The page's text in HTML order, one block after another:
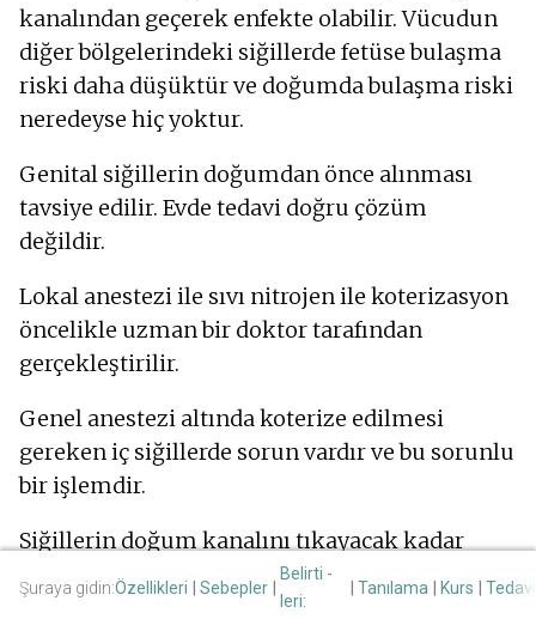
Şuraya gidin:Özellikleri Sebepler
Belirti -
leri:
Tanılama Kurs Tedavi
kanalından geçerek enfekte olabilir. Vücudun
diğer bölgelerindeki siğillerde fetüse bulaşma
riski daha düşüktür ve doğumda bulaşma riski
neredeyse hiç yoktur.
Genital siğillerin doğumdan önce alınması
tavsiye edilir. Evde tedavi doğru çözüm
değildir.
Lokal anestezi ile sıvı nitrojen ile koterizasyon
öncelikle uzman bir doktor tarafından
gerçekleştirilir.
Genel anestezi altında koterize edilmesi
gereken iç siğillerde sorun vardır ve bu sorunlu
bir işlemdir.
Siğillerin doğum kanalını tıkayacak kadar
büyümesi tehlikesi vardır. Ayrıca virüs doğum
sırasında bebeğin gırtlağına girebilir ve